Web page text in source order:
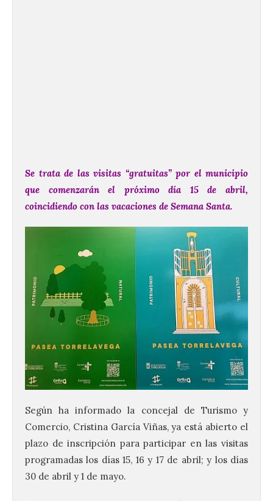
Se trata de las visitas “gratuitas” por el municipio
que comenzarán el próximo día 15 de abril,
coincidiendo con las vacaciones de Semana Santa.
Según ha informado la concejal de Turismo y
Comercio, Cristina García Viñas, ya está abierto el
plazo de inscripción para participar en las visitas
programadas los días 15, 16 y 17 de abril; y los días
30 de abril y 1 de mayo.